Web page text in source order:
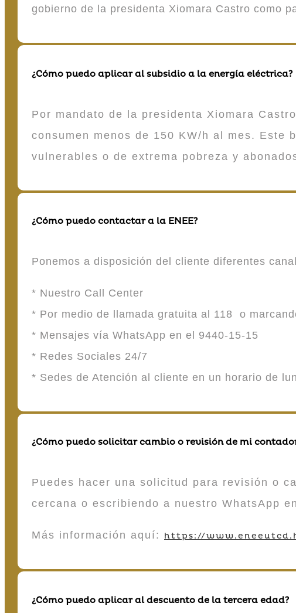
gobierno de la presidenta Xiomara Castro como
¿Cómo puedo aplicar al subsidio a la energía eléctrica?
Por mandato de la presidenta Xiomara
consumen menos de 150 KW/h al mes. Este
vulnerables o de extrema pobreza y
¿Cómo puedo contactar a la ENEE?
Ponemos a disposición del cliente diferentes
* Nuestro Call Center
* Por medio de llamada gratuita al 118 o
* Mensajes vía WhatsApp en el 9440-15-15
* Redes Sociales 24/7
* Sedes de Atención al cliente en un horario de
¿Cómo puedo solicitar cambio o revisión de mi
Puedes hacer una solicitud para revisión o
cercana o escribiendo a nuestro WhatsApp
Más información aquí: https://
¿Cómo puedo aplicar al descuento de la tercera edad?